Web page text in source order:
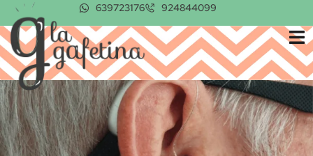
al
contenido
639723176 924844099